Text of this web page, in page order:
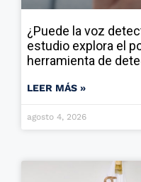
¿Puede la voz
estudio explora el
herramienta de
LEER MÁS »
agosto 4, 2026